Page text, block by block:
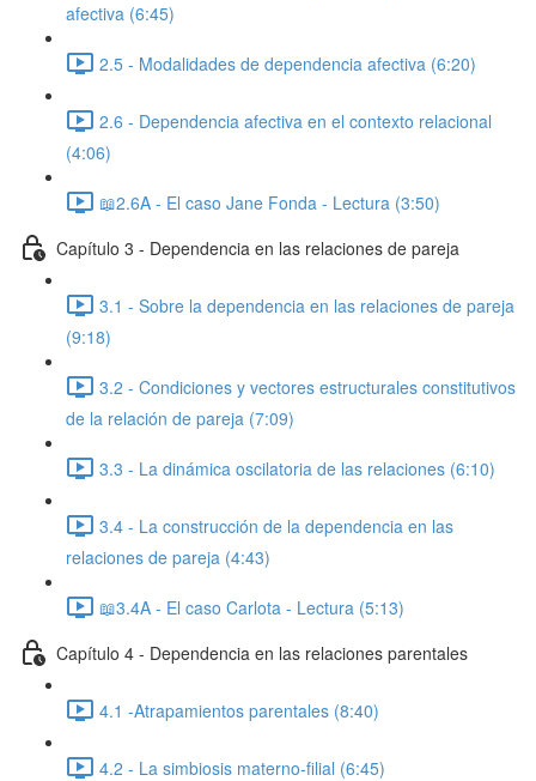
afectiva (6:45)
2.5 - Modalidades de dependencia afectiva (6:20)
2.6 - Dependencia afectiva en el contexto relacional
(4:06)
📖2.6A - El caso Jane Fonda - Lectura (3:50)
Capítulo 3 - Dependencia en las relaciones de pareja
3.1 - Sobre la dependencia en las relaciones de pareja
(9:18)
3.2 - Condiciones y vectores estructurales constitutivos
de la relación de pareja (7:09)
3.3 - La dinámica oscilatoria de las relaciones (6:10)
3.4 - La construcción de la dependencia en las
relaciones de pareja (4:43)
📖3.4A - El caso Carlota - Lectura (5:13)
Capítulo 4 - Dependencia en las relaciones parentales
4.1 -Atrapamientos parentales (8:40)
4.2 - La simbiosis materno-filial (6:45)